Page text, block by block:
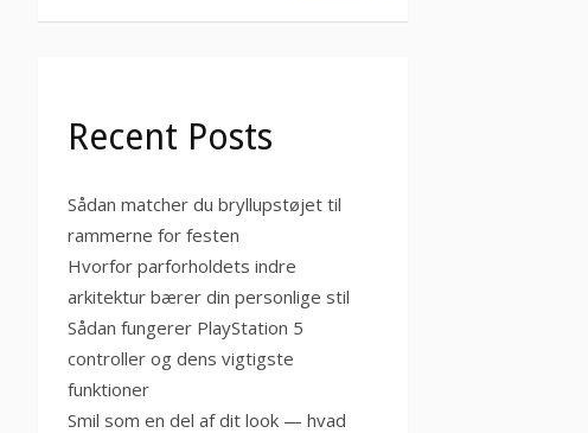
Recent Posts
Sådan matcher du bryllupstøjet til
rammerne for festen
Hvorfor parforholdets indre
arkitektur bærer din personlige stil
Sådan fungerer PlayStation 5
controller og dens vigtigste
funktioner
Smil som en del af dit look — hvad